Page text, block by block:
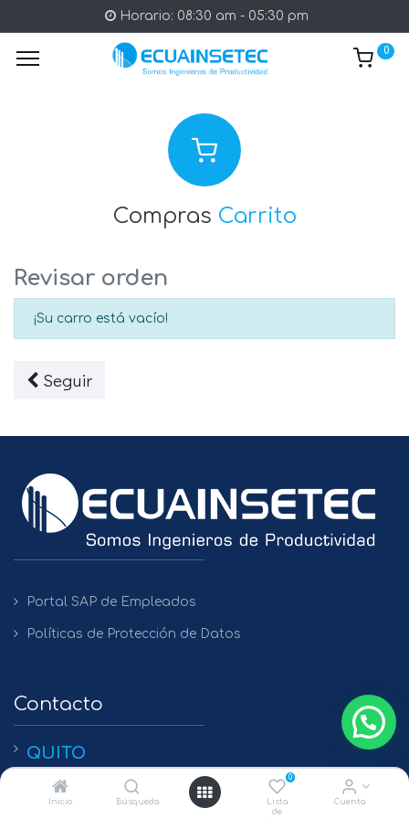
Inicio Búsqueda
0
Lista
de
Cuenta
Horario: 08:30 am - 05:30 pm
0
Compras Carrito
Revisar orden
¡Su carro está vacío!
Seguir
Portal SAP de Empleados
Políticas de Protección de Datos
Contacto
QUITO
+(593) 2 450475 / 2269 148 / 2261 979